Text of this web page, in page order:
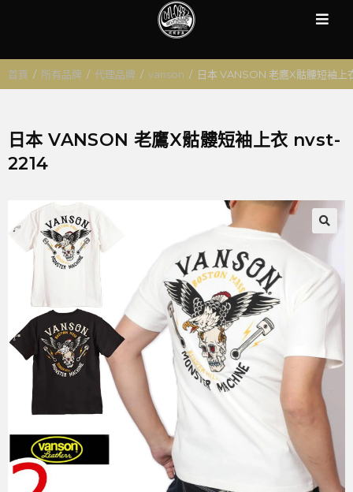
首頁 / 所有品牌 / 代理品牌 / vanson / 日本 VANSON 老鷹X骷髏短袖上
日本 VANSON 老鷹X骷髏短袖上衣 nvst-
2214